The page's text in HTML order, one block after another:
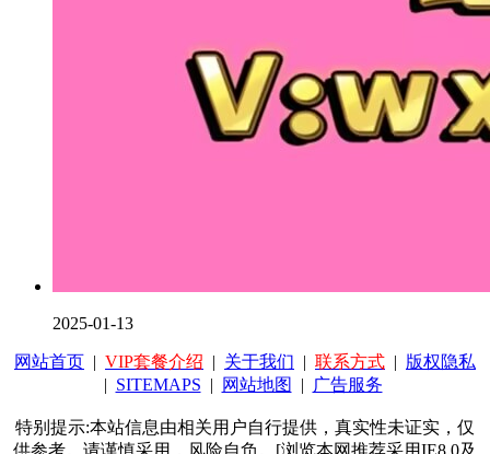
2025-01-13
网站首页 | VIP套餐介绍 | 关于我们 | 联系方式 | 版权隐私
| SITEMAPS | 网站地图 | 广告服务
特别提示:本站信息由相关用户自行提供，真实性未证实，仅
供参考。请谨慎采用，风险自负。[浏览本网推荐采用IE8.0及